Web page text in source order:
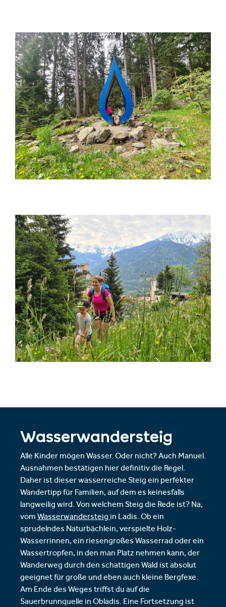
Wasserwandersteig
Alle Kinder mögen Wasser. Oder nicht? Auch Manuel.
Ausnahmen bestätigen hier definitiv die Regel.
Daher ist dieser wasserreiche Steig ein perfekter
Wandertipp für Familien, auf dem es keinesfalls
langweilig wird. Von welchem Steig die Rede ist? Na,
vom Wasserwandersteig in Ladis. Ob ein
sprudelndes Naturbächlein, verspielte Holz-
Wasserrinnen, ein riesengroßes Wasserrad oder ein
Wassertropfen, in den man Platz nehmen kann, der
Wanderweg durch den schattigen Wald ist absolut
geeignet für große und eben auch kleine Bergfexe.
Am Ende des Weges triffst du auf die
Sauerbrunnquelle in Obladis. Eine Fortsetzung ist